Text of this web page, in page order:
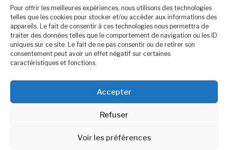
Pour offrir les meilleures expériences, nous utilisons des technologies
telles que les cookies pour stocker et/ou accéder aux informations des
appareils. Le fait de consentir à ces technologies nous permettra de
traiter des données telles que le comportement de navigation ou les ID
uniques sur ce site. Le fait de ne pas consentir ou de retirer son
consentement peut avoir un effet négatif sur certaines
caractéristiques et fonctions.
Accepter
Refuser
Voir les préférences
Politique de confidentialitéPolitique de cookies
© 2026 Garages et Cabanons Fontaine. Tous droits réservés.